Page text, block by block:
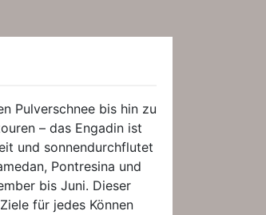
Pulverschnee bis hin zu
– das Engadin ist
und sonnendurchflutet
Pontresina und
bis Juni. Dieser
für jedes Können